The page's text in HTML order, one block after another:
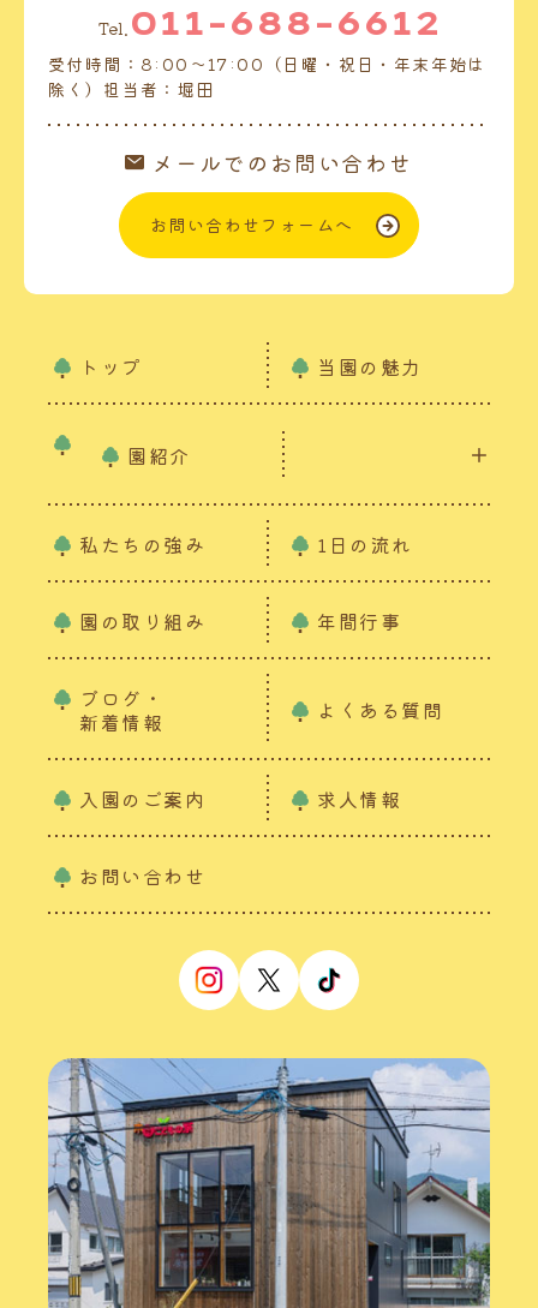
Tel. 011-688-6612
受付時間：8:00～17:00（日曜・祝日・年末年始は
除く）担当者：堀田
メールでのお問い合わせ
お問い合わせフォームへ
トップ 当園の魅力
園紹介
私たちの強み 1日の流れ
園の取り組み 年間行事
ブログ・
新着情報
よくある質問
入園のご案内 求人情報
お問い合わせ